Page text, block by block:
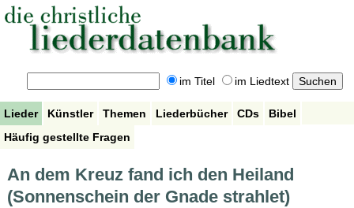
im Titel im Liedtext
Lieder Künstler Themen Liederbücher CDs
Bibel
Häufig gestellte Fragen
An dem Kreuz fand ich den Heiland
(Sonnenschein der Gnade strahlet)